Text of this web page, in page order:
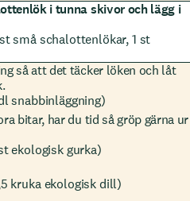
i tunna skivor och lägg i
små schalottenlökar, 1 st
så att det täcker löken och låt
snabbinläggning)
bitar, har du tid så gröp gärna ur
ekologisk gurka)
kruka ekologisk dill)